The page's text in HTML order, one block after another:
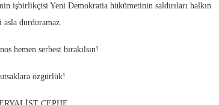
işbirlikçisi Yeni Demokratia hükümetinin saldırıları halkın
asla durduramaz.
hemen serbest bırakılsın!
özgürlük!